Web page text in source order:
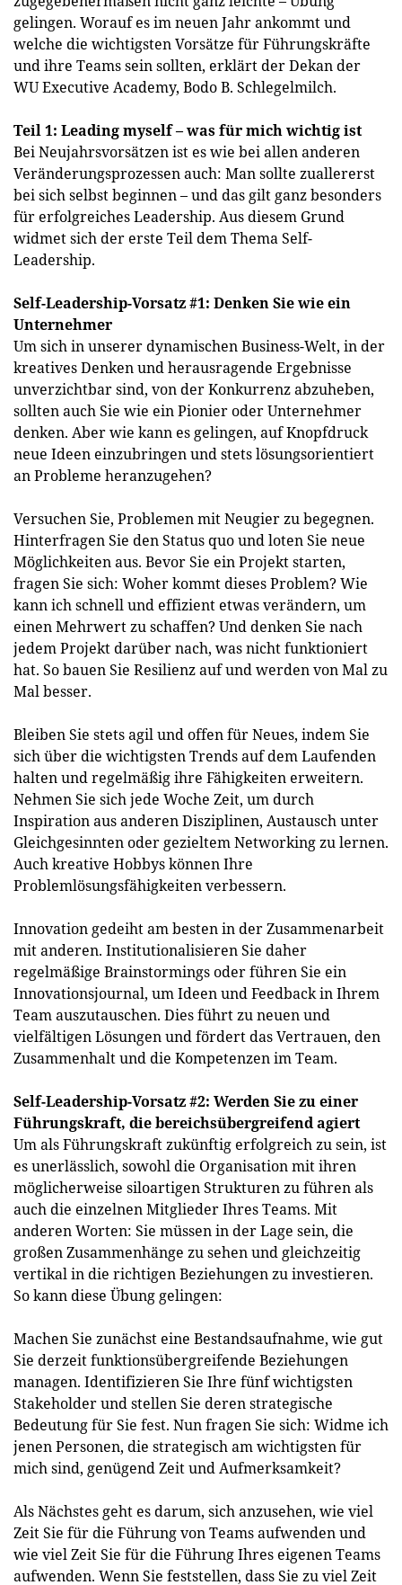
gelingen. Worauf es im neuen Jahr ankommt und
welche die wichtigsten Vorsätze für Führungskräfte
und ihre Teams sein sollten, erklärt der Dekan der
WU Executive Academy, Bodo B. Schlegelmilch.
Teil 1: Leading myself – was für mich wichtig ist
Bei Neujahrsvorsätzen ist es wie bei allen anderen
Veränderungsprozessen auch: Man sollte zuallererst
bei sich selbst beginnen – und das gilt ganz besonders
für erfolgreiches Leadership. Aus diesem Grund
widmet sich der erste Teil dem Thema Self-
Leadership.
Self-Leadership-Vorsatz #1: Denken Sie wie ein
Unternehmer
Um sich in unserer dynamischen Business-Welt, in der
kreatives Denken und herausragende Ergebnisse
unverzichtbar sind, von der Konkurrenz abzuheben,
sollten auch Sie wie ein Pionier oder Unternehmer
denken. Aber wie kann es gelingen, auf Knopfdruck
neue Ideen einzubringen und stets lösungsorientiert
an Probleme heranzugehen?
Versuchen Sie, Problemen mit Neugier zu begegnen.
Hinterfragen Sie den Status quo und loten Sie neue
Möglichkeiten aus. Bevor Sie ein Projekt starten,
fragen Sie sich: Woher kommt dieses Problem? Wie
kann ich schnell und effizient etwas verändern, um
einen Mehrwert zu schaffen? Und denken Sie nach
jedem Projekt darüber nach, was nicht funktioniert
hat. So bauen Sie Resilienz auf und werden von Mal zu
Mal besser.
Bleiben Sie stets agil und offen für Neues, indem Sie
sich über die wichtigsten Trends auf dem Laufenden
halten und regelmäßig ihre Fähigkeiten erweitern.
Nehmen Sie sich jede Woche Zeit, um durch
Inspiration aus anderen Disziplinen, Austausch unter
Gleichgesinnten oder gezieltem Networking zu lernen.
Auch kreative Hobbys können Ihre
Problemlösungsfähigkeiten verbessern.
Innovation gedeiht am besten in der Zusammenarbeit
mit anderen. Institutionalisieren Sie daher
regelmäßige Brainstormings oder führen Sie ein
Innovationsjournal, um Ideen und Feedback in Ihrem
Team auszutauschen. Dies führt zu neuen und
vielfältigen Lösungen und fördert das Vertrauen, den
Zusammenhalt und die Kompetenzen im Team.
Self-Leadership-Vorsatz #2: Werden Sie zu einer
Führungskraft, die bereichsübergreifend agiert
Um als Führungskraft zukünftig erfolgreich zu sein, ist
es unerlässlich, sowohl die Organisation mit ihren
möglicherweise siloartigen Strukturen zu führen als
auch die einzelnen Mitglieder Ihres Teams. Mit
anderen Worten: Sie müssen in der Lage sein, die
großen Zusammenhänge zu sehen und gleichzeitig
vertikal in die richtigen Beziehungen zu investieren.
So kann diese Übung gelingen:
Machen Sie zunächst eine Bestandsaufnahme, wie gut
Sie derzeit funktionsübergreifende Beziehungen
managen. Identifizieren Sie Ihre fünf wichtigsten
Stakeholder und stellen Sie deren strategische
Bedeutung für Sie fest. Nun fragen Sie sich: Widme ich
jenen Personen, die strategisch am wichtigsten für
mich sind, genügend Zeit und Aufmerksamkeit?
Als Nächstes geht es darum, sich anzusehen, wie viel
Zeit Sie für die Führung von Teams aufwenden und
wie viel Zeit Sie für die Führung Ihres eigenen Teams
aufwenden. Wenn Sie feststellen, dass Sie zu viel Zeit